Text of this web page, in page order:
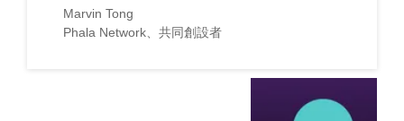
Marvin Tong
Phala Network、共同創設者